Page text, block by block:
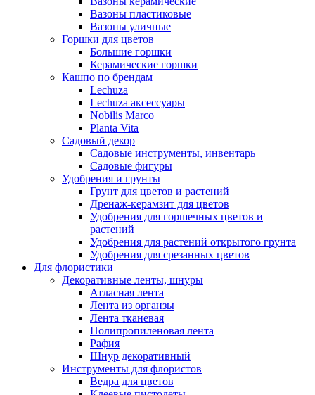
Вазоны пластиковые
Вазоны уличные
Горшки для цветов
Большие горшки
Керамические горшки
Кашпо по брендам
Lechuza
Lechuza аксессуары
Nobilis Marco
Planta Vita
Садовый декор
Садовые инструменты, инвентарь
Садовые фигуры
Удобрения и грунты
Грунт для цветов и растений
Дренаж-керамзит для цветов
Удобрения для горшечных цветов и
растений
Удобрения для растений открытого грунта
Удобрения для срезанных цветов
Для флористики
Декоративные ленты, шнуры
Атласная лента
Лента из органзы
Лента тканевая
Полипропиленовая лента
Рафия
Шнур декоративный
Инструменты для флористов
Ведра для цветов